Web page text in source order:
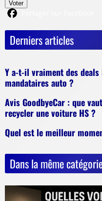
Voter
Derniers articles
Y a-t-il vraiment des
mandataires auto ?
Avis GoodbyeCar : que
recycler une voiture HS ?
Quel est le meilleur
Dans la même